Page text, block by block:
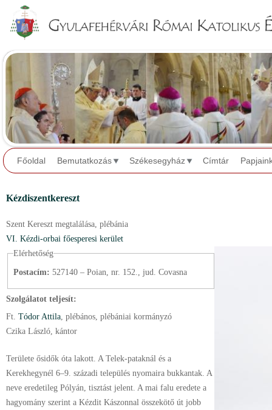
Főoldal Bemutatkozás Székesegyház Címtár
Kézdiszentkereszt
Szent Kereszt megtalálása, plébánia
VI. Kézdi-orbai főesperesi kerület
Elérhetőség
Postacím: 527140 – Poian, nr. 152., jud. Covasna
Szolgálatot teljesít:
Ft. Tódor Attila , plébános , plébániai kormányzó
Czika László, kántor
Területe ősidők óta lakott. A Telek-pataknál és a
Kerekhegynél 6–9. századi település nyomaira bukkantak. A
neve eredetileg Pólyán, tisztást jelent. A mai falu eredete a
hagyomány szerint a Kézdit Kászonnal összekötő út jobb